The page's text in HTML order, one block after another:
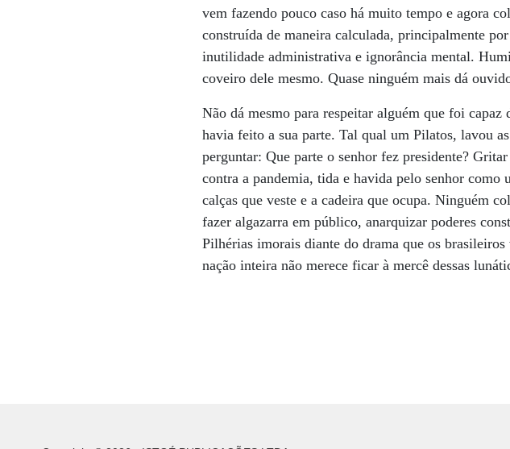
vem fazendo pouco caso há muito tempo e agora
construída de maneira calculada, principalmente
inutilidade administrativa e ignorância mental.
coveiro dele mesmo. Quase ninguém mais dá
Não dá mesmo para respeitar alguém que foi
havia feito a sua parte. Tal qual um Pilatos, lavou
perguntar: Que parte o senhor fez presidente?
contra a pandemia, tida e havida pelo senhor como
calças que veste e a cadeira que ocupa. Ninguém
fazer algazarra em público, anarquizar poderes
Pilhérias imorais diante do drama que os
nação inteira não merece ficar à mercê dessas